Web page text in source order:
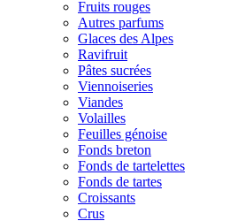
Fruits rouges
Autres parfums
Glaces des Alpes
Ravifruit
Pâtes sucrées
Viennoiseries
Viandes
Volailles
Feuilles génoise
Fonds breton
Fonds de tartelettes
Fonds de tartes
Croissants
Crus